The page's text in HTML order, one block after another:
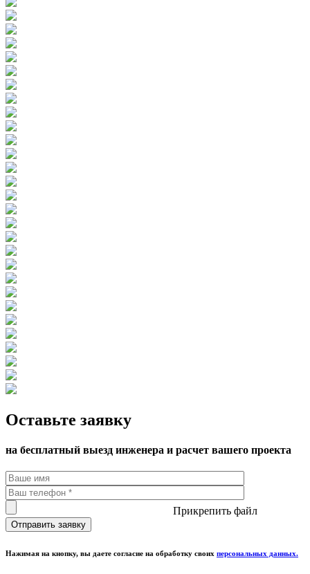
Оставьте заявку
на бесплатный выезд инженера и расчет вашего проекта
Прикрепить файл
Нажимая на кнопку, вы даете согласие на обработку своих персональных данных.